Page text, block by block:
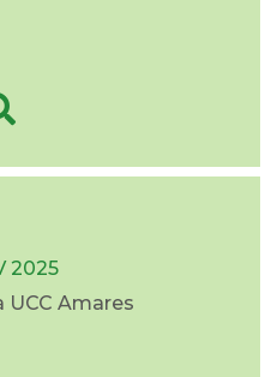
2025
UCC Amares